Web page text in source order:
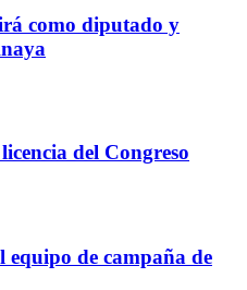
como diputado y
del Congreso
de campaña de